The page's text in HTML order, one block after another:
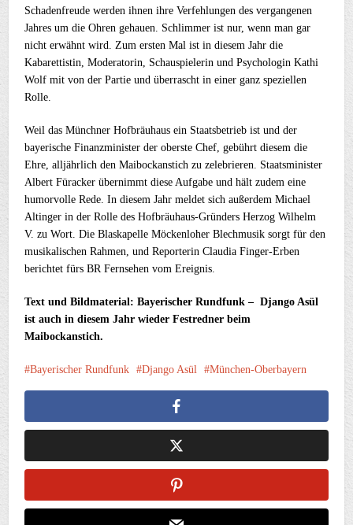
Schadenfreude werden ihnen ihre Verfehlungen des vergangenen
Jahres um die Ohren gehauen. Schlimmer ist nur, wenn man gar
nicht erwähnt wird. Zum ersten Mal ist in diesem Jahr die
Kabarettistin, Moderatorin, Schauspielerin und Psychologin Kathi
Wolf mit von der Partie und überrascht in einer ganz speziellen
Rolle.
Weil das Münchner Hofbräuhaus ein Staatsbetrieb ist und der
bayerische Finanzminister der oberste Chef, gebührt diesem die
Ehre, alljährlich den Maibockanstich zu zelebrieren. Staatsminister
Albert Füracker übernimmt diese Aufgabe und hält zudem eine
humorvolle Rede. In diesem Jahr meldet sich außerdem Michael
Altinger in der Rolle des Hofbräuhaus-Gründers Herzog Wilhelm
V. zu Wort. Die Blaskapelle Möckenloher Blechmusik sorgt für den
musikalischen Rahmen, und Reporterin Claudia Finger-Erben
berichtet fürs BR Fernsehen vom Ereignis.
Text und Bildmaterial: Bayerischer Rundfunk – Django Asül
ist auch in diesem Jahr wieder Festredner beim
Maibockanstich.
Bayerischer Rundfunk Django Asül München-Oberbayern